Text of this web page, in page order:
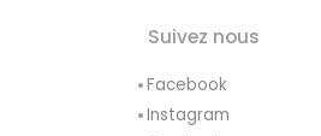
Suivez nous
Facebook
Instagram